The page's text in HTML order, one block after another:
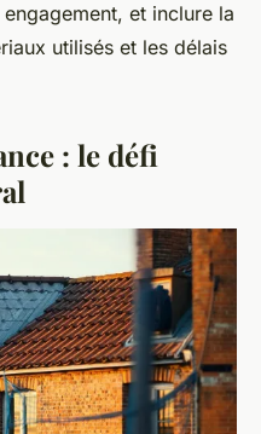
et inclure la
utilisés et les délais
: le défi